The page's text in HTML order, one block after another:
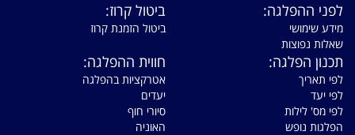
לפני ההפלגה:
מידע שימושי
שאלות נפוצות
ביטול קרוז:
ביטול הזמנת קרוז
תכנון הפלגה:
לפי תאריך
לפי יעד
לפי מס' לילות
הפלגות נופש
חווית ההפלגה:
אטרקציות בהפלגה
יעדים
סיורי חוף
האוניה